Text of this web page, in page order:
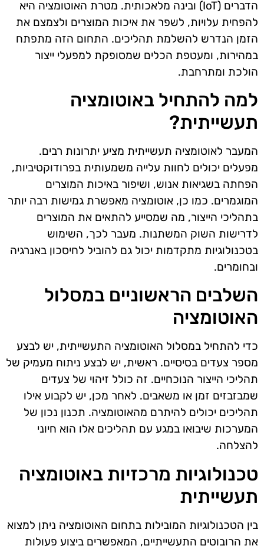
הדברים (IoT) ובינה מלאכותית. מטרת האוטומציה היא
להפחית עלויות, לשפר את איכות המוצרים ולצמצם את
הזמן הנדרש להשלמת תהליכים. התחום הזה מתפתח
במהירות, ומעטפת הכלים שמסופקת למפעלי ייצור
הולכת ומתרחבת.
למה להתחיל באוטומציה
תעשייתית?
המעבר לאוטומציה תעשייתית מציע יתרונות רבים.
מפעלים יכולים לחוות עלייה משמעותית בפרודוקטיביות,
הפחתה בשגיאות אנוש, ושיפור באיכות המוצרים
המוגמרים. כמו כן, אוטומציה מאפשרת גמישות רבה יותר
בתהליכי הייצור, מה שמסייע להתאים את המוצרים
לדרישות השוק המשתנות. מעבר לכך, השימוש
בטכנולוגיות מתקדמות יכול גם להוביל לחיסכון באנרגיה
ובחומרים.
השלבים הראשוניים במסלול
האוטומציה
כדי להתחיל במסלול האוטומציה התעשייתית, יש לבצע
מספר צעדים בסיסיים. ראשית, יש לבצע ניתוח מעמיק של
תהליכי הייצור הנוכחיים. זה כולל זיהוי של צעדים
שמבזבזים זמן או משאבים. לאחר מכן, יש לקבוע אילו
תהליכים יכולים להיתרם מהאוטומציה. תכנון נכון של
המערכות שיבואו במגע עם תהליכים אלו הוא חיוני
להצלחה.
טכנולוגיות מרכזיות באוטומציה
תעשייתית
בין הטכנולוגיות המובילות בתחום האוטומציה ניתן למצוא
את הרובוטים התעשייתיים, המאפשרים ביצוע פעולות